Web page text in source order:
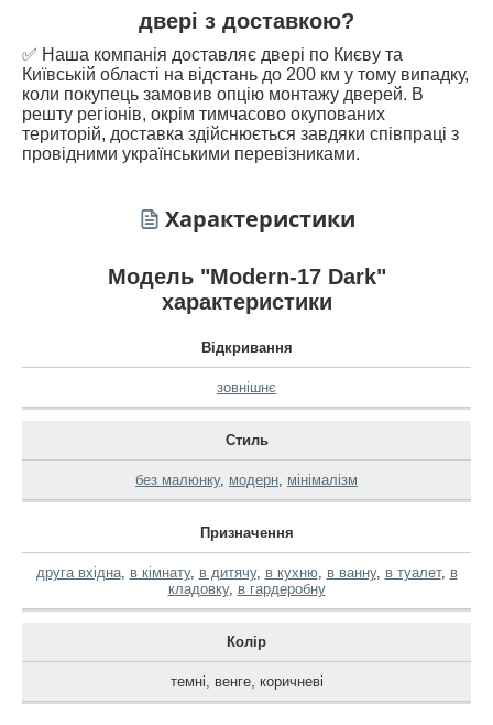
двері з доставкою?
✅ Наша компанія доставляє двері по Києву та
Київській області на відстань до 200 км у тому випадку,
коли покупець замовив опцію монтажу дверей. В
решту регіонів, окрім тимчасово окупованих
територій, доставка здійснюється завдяки співпраці з
провідними українськими перевізниками.
Характеристики
Модель "Modern-17 Dark"
характеристики
Відкривання
зовнішнє
Стиль
без малюнку, модерн, мінімалізм
Призначення
друга вхідна, в кімнату, в дитячу, в кухню, в ванну, в туалет, в
кладовку, в гардеробну
Колір
темні, венге, коричневі